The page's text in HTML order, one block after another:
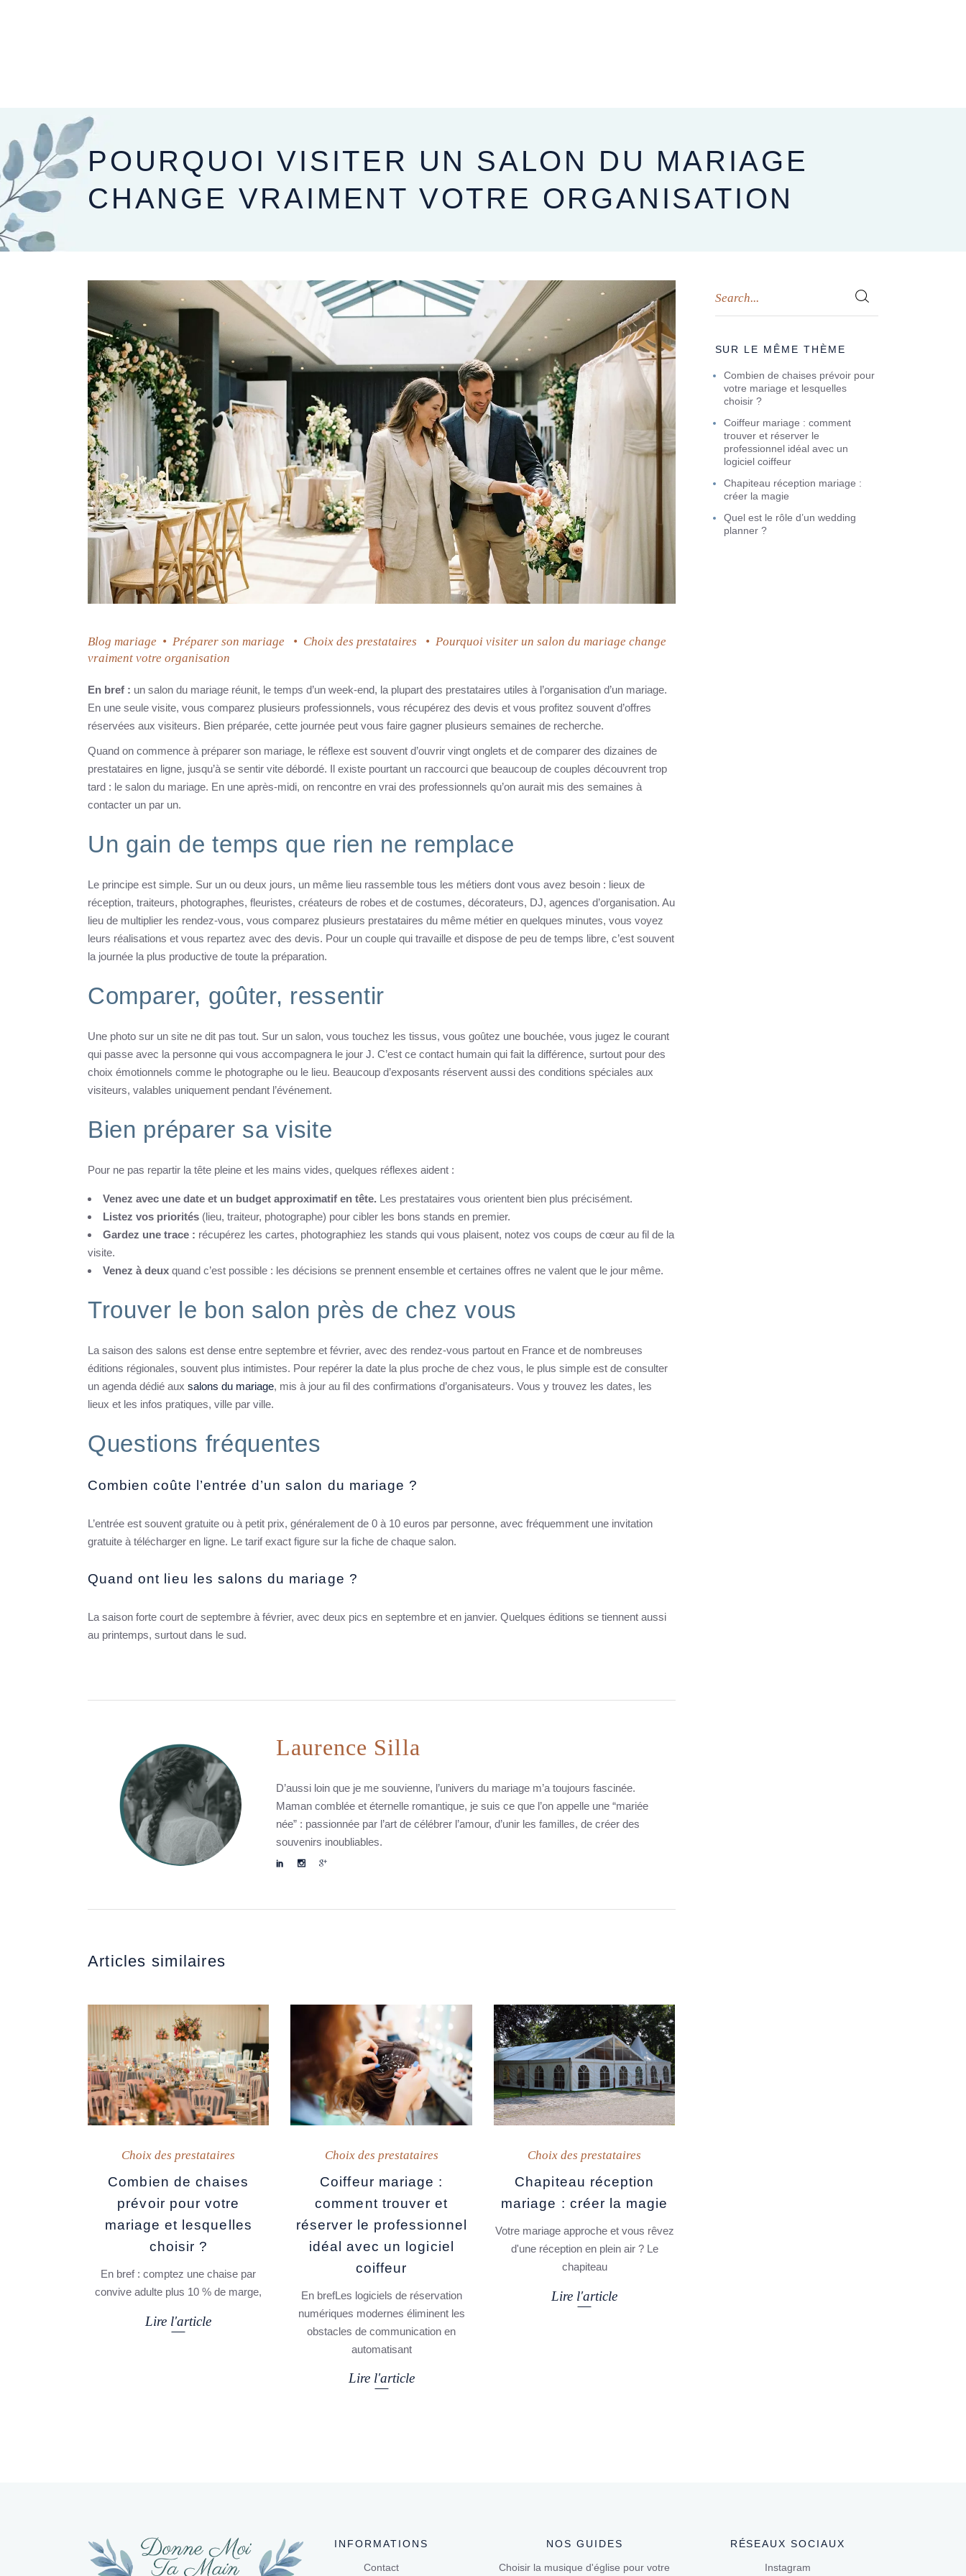
POURQUOI VISITER UN SALON DU MARIAGE
CHANGE VRAIMENT VOTRE ORGANISATION
Blog mariage • Préparer son mariage • Choix des prestataires • Pourquoi visiter un salon du mariage change
vraiment votre organisation
En bref : un salon du mariage réunit, le temps d’un week-end, la plupart des prestataires utiles à l’organisation d’un mariage.
En une seule visite, vous comparez plusieurs professionnels, vous récupérez des devis et vous profitez souvent d’offres
réservées aux visiteurs. Bien préparée, cette journée peut vous faire gagner plusieurs semaines de recherche.
Quand on commence à préparer son mariage, le réflexe est souvent d’ouvrir vingt onglets et de comparer des dizaines de
prestataires en ligne, jusqu’à se sentir vite débordé. Il existe pourtant un raccourci que beaucoup de couples découvrent trop
tard : le salon du mariage. En une après-midi, on rencontre en vrai des professionnels qu’on aurait mis des semaines à
contacter un par un.
Un gain de temps que rien ne remplace
Le principe est simple. Sur un ou deux jours, un même lieu rassemble tous les métiers dont vous avez besoin : lieux de
réception, traiteurs, photographes, fleuristes, créateurs de robes et de costumes, décorateurs, DJ, agences d’organisation. Au
lieu de multiplier les rendez-vous, vous comparez plusieurs prestataires du même métier en quelques minutes, vous voyez
leurs réalisations et vous repartez avec des devis. Pour un couple qui travaille et dispose de peu de temps libre, c’est souvent
la journée la plus productive de toute la préparation.
Comparer, goûter, ressentir
Une photo sur un site ne dit pas tout. Sur un salon, vous touchez les tissus, vous goûtez une bouchée, vous jugez le courant
qui passe avec la personne qui vous accompagnera le jour J. C’est ce contact humain qui fait la différence, surtout pour des
choix émotionnels comme le photographe ou le lieu. Beaucoup d’exposants réservent aussi des conditions spéciales aux
visiteurs, valables uniquement pendant l’événement.
Bien préparer sa visite
Pour ne pas repartir la tête pleine et les mains vides, quelques réflexes aident :
Venez avec une date et un budget approximatif en tête. Les prestataires vous orientent bien plus précisément.
Listez vos priorités (lieu, traiteur, photographe) pour cibler les bons stands en premier.
Gardez une trace : récupérez les cartes, photographiez les stands qui vous plaisent, notez vos coups de cœur au fil de la
visite.
Venez à deux quand c’est possible : les décisions se prennent ensemble et certaines offres ne valent que le jour même.
Trouver le bon salon près de chez vous
La saison des salons est dense entre septembre et février, avec des rendez-vous partout en France et de nombreuses
éditions régionales, souvent plus intimistes. Pour repérer la date la plus proche de chez vous, le plus simple est de consulter
un agenda dédié aux salons du mariage, mis à jour au fil des confirmations d’organisateurs. Vous y trouvez les dates, les
lieux et les infos pratiques, ville par ville.
Questions fréquentes
Combien coûte l’entrée d’un salon du mariage ?
L’entrée est souvent gratuite ou à petit prix, généralement de 0 à 10 euros par personne, avec fréquemment une invitation
gratuite à télécharger en ligne. Le tarif exact figure sur la fiche de chaque salon.
Quand ont lieu les salons du mariage ?
La saison forte court de septembre à février, avec deux pics en septembre et en janvier. Quelques éditions se tiennent aussi
au printemps, surtout dans le sud.
Laurence Silla
D’aussi loin que je me souvienne, l’univers du mariage m’a toujours fascinée.
Maman comblée et éternelle romantique, je suis ce que l’on appelle une “mariée
née” : passionnée par l’art de célébrer l’amour, d’unir les familles, de créer des
souvenirs inoubliables.
Articles similaires
Choix des prestataires
Combien de chaises
prévoir pour votre
mariage et lesquelles
choisir ?
En bref : comptez une chaise par
convive adulte plus 10 % de marge,
Lire l'article
Choix des prestataires
Coiffeur mariage :
comment trouver et
réserver le professionnel
idéal avec un logiciel
coiffeur
En brefLes logiciels de réservation
numériques modernes éliminent les
obstacles de communication en
automatisant
Lire l'article
Choix des prestataires
Chapiteau réception
mariage : créer la magie
Votre mariage approche et vous rêvez
d'une réception en plein air ? Le
chapiteau
Lire l'article
SUR LE MÊME THÈME
Combien de chaises prévoir pour
votre mariage et lesquelles
choisir ?
Coiffeur mariage : comment
trouver et réserver le
professionnel idéal avec un
logiciel coiffeur
Chapiteau réception mariage :
créer la magie
Quel est le rôle d’un wedding
planner ?
INFORMATIONS
Contact
NOS GUIDES
Choisir la musique d'église pour votre
RÉSEAUX SOCIAUX
Instagram